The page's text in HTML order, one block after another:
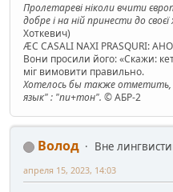
Пролетареві ніколи вчити
добре і на ній принести до
Хоткевич)
ÆC CASALI NAXI PRASQURI:
Вони просили його: «Скажи:
міг вимовити правильно.
Хотелось бы также
язык" : "пи+тон". © АБР-2
Волод
Вне
апреля 15, 2023, 14:03